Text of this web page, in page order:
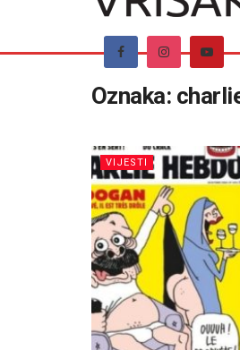
Oznaka:
VIJESTI